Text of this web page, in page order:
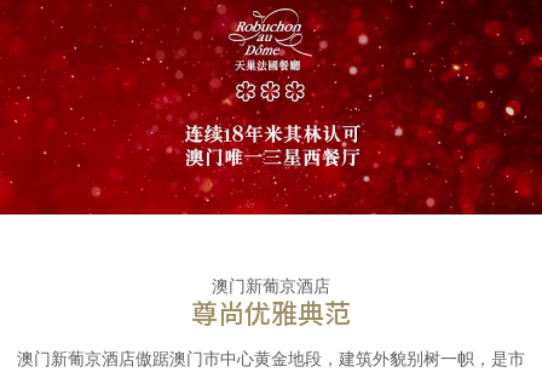
澳门新葡京酒店
尊尚优雅典范
澳门新葡京酒店傲踞澳门市中心黄金地段，建筑外貌别树一帜，是市